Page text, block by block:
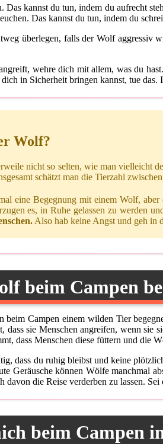
kannst du tun, indem du aufrecht
Das kannst du tun, indem du
überlegen, falls der Wolf aggressiv
wehre dich mit allem, was du
in Sicherheit bringen kannst, tue
Wolf?
nicht so selten, wie man vielleicht
schätzt man die Tierzahl
eine Begegnung mit einem Wolf,
es, in Ruhe gelassen zu werden
Also hab keine Angst und geh in
beim Campen
beim Campen einem wilden Tier
dass sie Menschen angreifen, wenn
dass Menschen diese füttern und die
dass du ruhig bleibst und keine
Geräusche können Wölfe manchmal
davon die Reise verderben zu lassen.
beim Campen